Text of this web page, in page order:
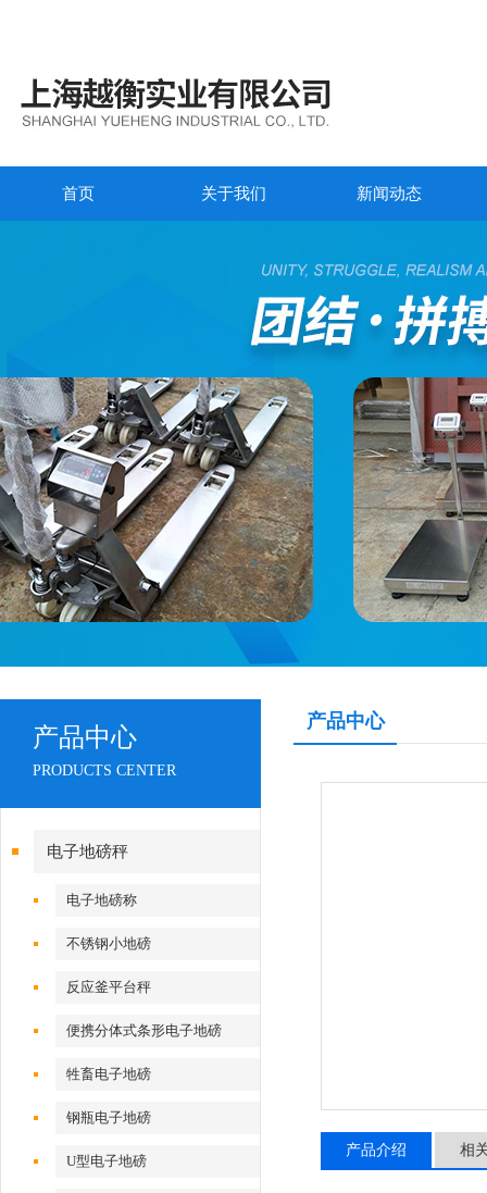
首页 关于我们 新闻动态
产品中心
PRODUCTS CENTER
电子地磅秤
电子地磅称
不锈钢小地磅
反应釜平台秤
便携分体式条形电子地磅
牲畜电子地磅
钢瓶电子地磅
U型电子地磅
产品中心
产品介绍 相